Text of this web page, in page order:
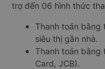
trợ đến 06 hình thức
Thanh toán bằng
siêu thị gần nhà.
Thanh toán bằng
Card, JCB).